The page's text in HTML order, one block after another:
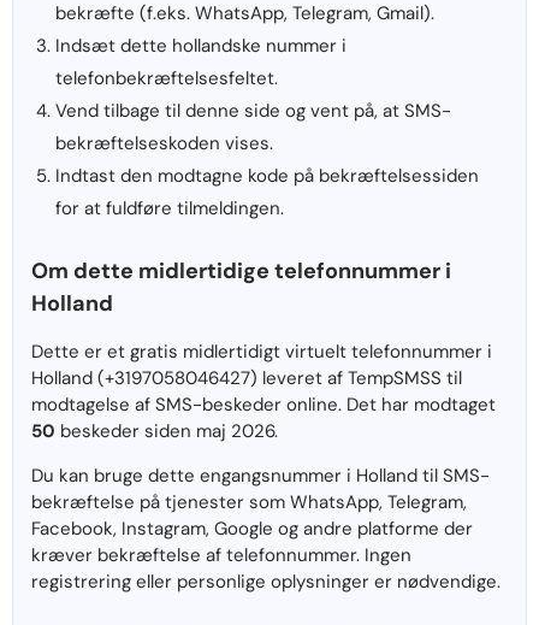
bekræfte (f.eks. WhatsApp, Telegram, Gmail).
Indsæt dette hollandske nummer i
telefonbekræftelsesfeltet.
Vend tilbage til denne side og vent på, at SMS-
bekræftelseskoden vises.
Indtast den modtagne kode på bekræftelsessiden
for at fuldføre tilmeldingen.
Om dette midlertidige telefonnummer i
Holland
Dette er et gratis midlertidigt virtuelt telefonnummer i
Holland (+3197058046427) leveret af TempSMSS til
modtagelse af SMS-beskeder online. Det har modtaget
50 beskeder siden maj 2026.
Du kan bruge dette engangsnummer i Holland til SMS-
bekræftelse på tjenester som WhatsApp, Telegram,
Facebook, Instagram, Google og andre platforme der
kræver bekræftelse af telefonnummer. Ingen
registrering eller personlige oplysninger er nødvendige.